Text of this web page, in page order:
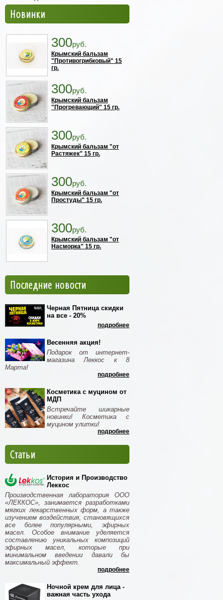
Новинки
300руб.
Крымский бальзам
"Противогрибковый" 15
гр.
300руб.
Крымский бальзам
"Прогревающий" 15 гр.
300руб.
Крымский бальзам "от
Растяжек" 15 гр.
300руб.
Крымский бальзам "от
Простуды" 15 гр.
300руб.
Крымский бальзам "от
Насморка" 15 гр.
Последние новости
Черная Пятница скидки
на все - 20%
подробнее
Весенняя акция!
Подарок от интернет-
магазина Леккос к 8
Марта!
подробнее
Косметика с муцином от
МДП
Встречайте шикарные
новинки! Косметика с
муцином улитки!
подробнее
Статьи
История и Производство
Леккос
Производственная лаборатория ООО
«ЛЕККОС», занимается разработками
мягких лекарственных форм, а также
изучением воздействия, становящихся
все более популярными, эфирных
масел. Особое внимание уделяется
составлению уникальных композиций
эфирных масел, которые при
минимальном введении давали бы
максимальный эффект.
подробнее
Ночной крем для лица -
важная часть ухода